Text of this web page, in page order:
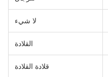
لا شيء
القلادة
قلادة القلادة